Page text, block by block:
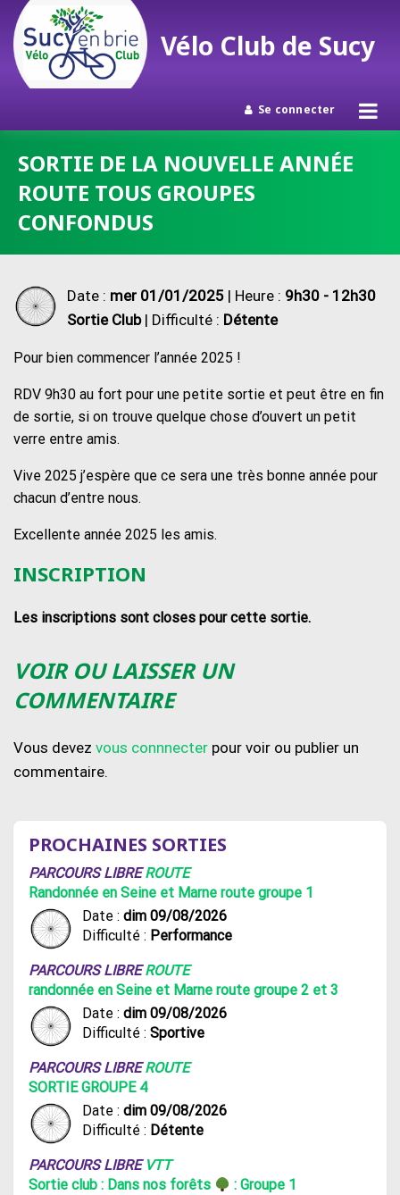
contenu
Vélo Club de Sucy
Se connecter
SORTIE DE LA NOUVELLE ANNÉE
ROUTE TOUS GROUPES
CONFONDUS
Date : mer 01/01/2025 | Heure : 9h30 - 12h30
Sortie Club| Difficulté : Détente
Pour bien commencer l’année 2025 !
RDV 9h30 au fort pour une petite sortie et peut être en fin
de sortie, si on trouve quelque chose d’ouvert un petit
verre entre amis.
Vive 2025 j’espère que ce sera une très bonne année pour
chacun d’entre nous.
Excellente année 2025 les amis.
INSCRIPTION
Les inscriptions sont closes pour cette sortie.
VOIR OU LAISSER UN
COMMENTAIRE
Vous devez vous connnecter pour voir ou publier un
commentaire.
PROCHAINES SORTIES
PARCOURS LIBREROUTE
Randonnée en Seine et Marne route groupe 1
Date : dim 09/08/2026
Difficulté : Performance
PARCOURS LIBREROUTE
randonnée en Seine et Marne route groupe 2 et 3
Date : dim 09/08/2026
Difficulté : Sportive
PARCOURS LIBREROUTE
SORTIE GROUPE 4
Date : dim 09/08/2026
Difficulté : Détente
PARCOURS LIBRE VTT
Sortie club : Dans nos forêts
: Groupe 1